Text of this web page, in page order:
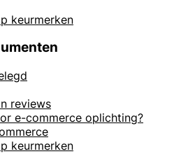
keurmerken
reviews
e-commerce oplichting?
keurmerken